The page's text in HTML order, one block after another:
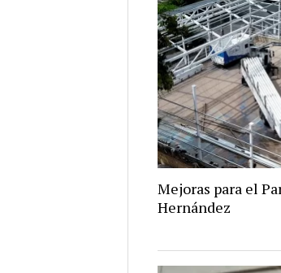
Mejoras para el
Hernández